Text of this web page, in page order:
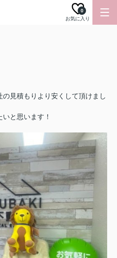
お気に入り
0
見積もりより安くして頂けまし
と思います！